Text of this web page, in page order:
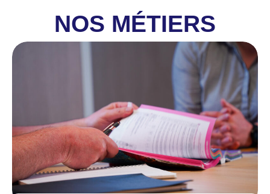
NOS MÉTIERS